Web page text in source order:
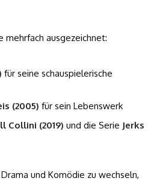
mehrfach ausgezeichnet:
für seine schauspielerische
(2005) für sein Lebenswerk
Collini (2019) und die Serie Jerks
und Komödie zu wechseln,